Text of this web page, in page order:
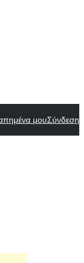
μουΣύνδεση